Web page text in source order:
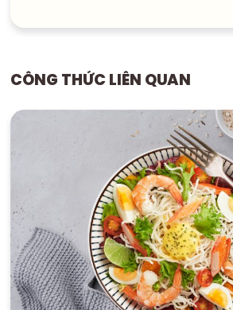
CÔNG THỨC LIÊN QUAN